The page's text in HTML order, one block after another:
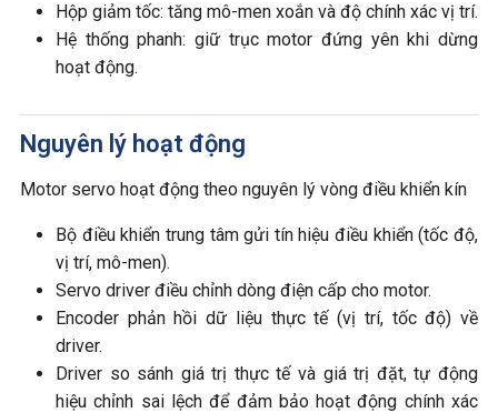
Hộp giảm tốc: tăng mô-men xoắn và độ chính xác vị trí.
Hệ thống phanh: giữ trục motor đứng yên khi dừng
hoạt động.
Nguyên lý hoạt động
Motor servo hoạt động theo nguyên lý vòng điều khiển kín
Bộ điều khiển trung tâm gửi tín hiệu điều khiển (tốc độ,
vị trí, mô-men).
Servo driver điều chỉnh dòng điện cấp cho motor.
Encoder phản hồi dữ liệu thực tế (vị trí, tốc độ) về
driver.
Driver so sánh giá trị thực tế và giá trị đặt, tự động
hiệu chỉnh sai lệch để đảm bảo hoạt động chính xác